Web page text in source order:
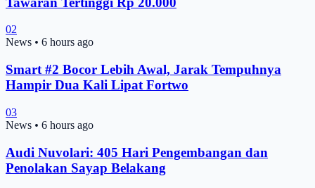
02
News • 6 hours ago
Smart #2 Bocor Lebih Awal, Jarak Tempuhnya
Hampir Dua Kali Lipat Fortwo
03
News • 6 hours ago
Audi Nuvolari: 405 Hari Pengembangan dan
Penolakan Sayap Belakang